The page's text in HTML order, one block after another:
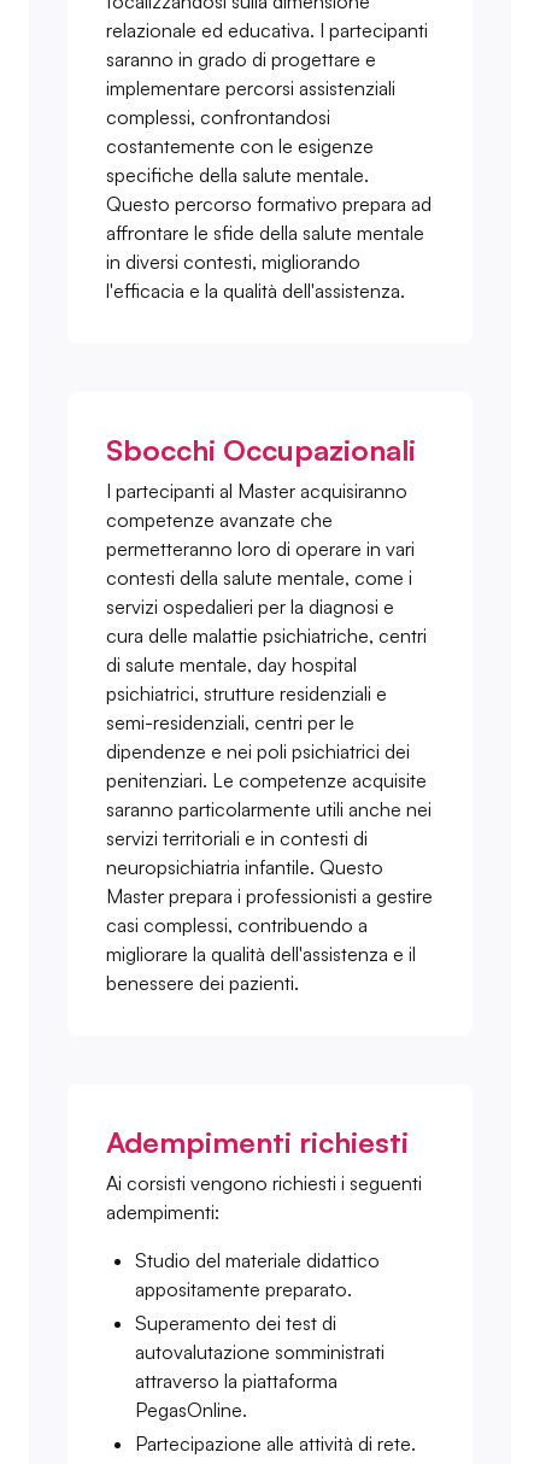
relazionale ed educativa. I partecipanti
saranno in grado di progettare e
implementare percorsi assistenziali
complessi, confrontandosi
costantemente con le esigenze
specifiche della salute mentale.
Questo percorso formativo prepara ad
affrontare le sfide della salute mentale
in diversi contesti, migliorando
l'efficacia e la qualità dell'assistenza.
Sbocchi Occupazionali
I partecipanti al Master acquisiranno
competenze avanzate che
permetteranno loro di operare in vari
contesti della salute mentale, come i
servizi ospedalieri per la diagnosi e
cura delle malattie psichiatriche, centri
di salute mentale, day hospital
psichiatrici, strutture residenziali e
semi-residenziali, centri per le
dipendenze e nei poli psichiatrici dei
penitenziari. Le competenze acquisite
saranno particolarmente utili anche nei
servizi territoriali e in contesti di
neuropsichiatria infantile. Questo
Master prepara i professionisti a gestire
casi complessi, contribuendo a
migliorare la qualità dell'assistenza e il
benessere dei pazienti.
Adempimenti richiesti
Ai corsisti vengono richiesti i seguenti
adempimenti:
Studio del materiale didattico
appositamente preparato.
Superamento dei test di
autovalutazione somministrati
attraverso la piattaforma
PegasOnline.
Partecipazione alle attività di rete.